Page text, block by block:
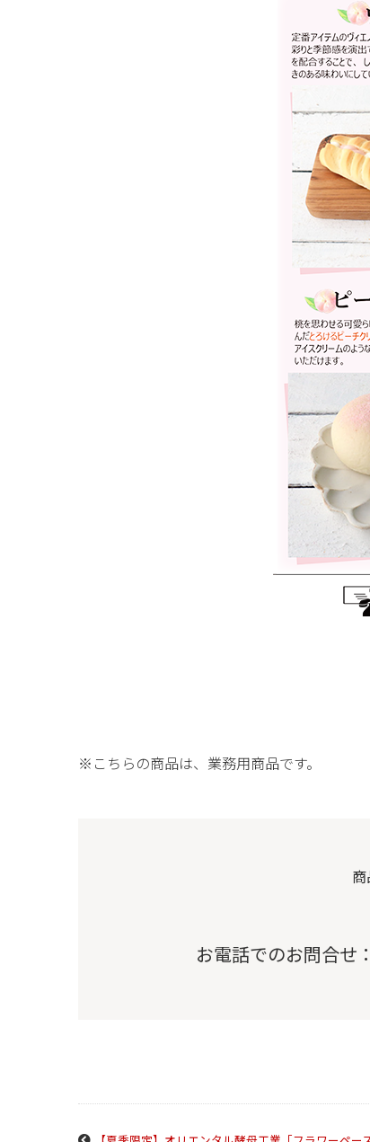
※こちらの商品は、業務用商品です。
お電話でのお問合せ：